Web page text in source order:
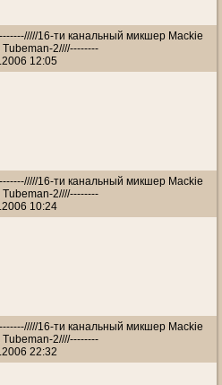
16-ти канальный микшер Mackie
2////--------
12:05
16-ти канальный микшер Mackie
2////--------
10:24
16-ти канальный микшер Mackie
2////--------
22:32